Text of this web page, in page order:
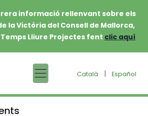
informació rellenvant sobre els
la Victòria del Consell de Mallorca,
Lliure Projectes fent clic aquí
Català | Español